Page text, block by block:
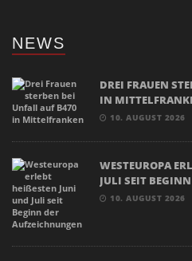
NEWS
DREI FRAUEN
IN
10. AUGUST 2026
WESTEUROPA
ULI SEIT BEGINN
10. AUGUST 2026